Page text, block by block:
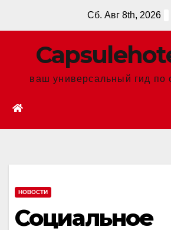
Сб. Авг 8th, 2026
ваш универсальный гид по
НОВОСТИ
Социальное